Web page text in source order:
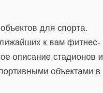
для спорта.
к вам фитнес-
описание стадионов и
объектами в